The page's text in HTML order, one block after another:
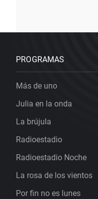
PROGRAMAS
Más de uno
Julia en la onda
La brújula
Radioestadio
Radioestadio Noche
La rosa de los vientos
Por fin no es lunes